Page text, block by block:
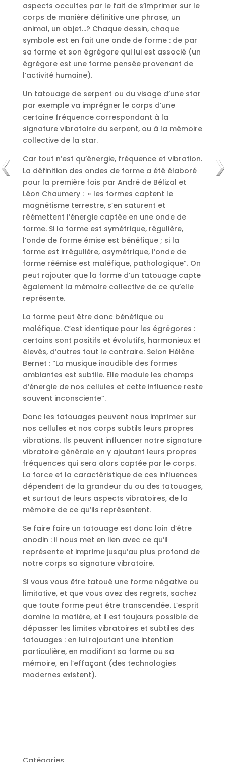
aspects occultes par le fait de s’imprimer sur le
corps de manière définitive une phrase, un
animal, un objet…? Chaque dessin, chaque
symbole est en fait une onde de forme : de par
sa forme et son égrégore qui lui est associé (un
égrégore est une forme pensée provenant de
l’activité humaine).
Un tatouage de serpent ou du visage d’une star
par exemple va imprégner le corps d’une
certaine fréquence correspondant à la
signature vibratoire du serpent, ou à la mémoire
collective de la star.
Car tout n’est qu’énergie, fréquence et vibration.
La définition des ondes de forme a été élaboré
pour la première fois par André de Bélizal et
Léon Chaumery : « les formes captent le
magnétisme terrestre, s’en saturent et
réémettent l’énergie captée en une onde de
forme. Si la forme est symétrique, régulière,
l’onde de forme émise est bénéfique ; si la
forme est irrégulière, asymétrique, l’onde de
forme réémise est maléfique, pathologique”. On
peut rajouter que la forme d’un tatouage capte
également la mémoire collective de ce qu’elle
représente.
La forme peut être donc bénéfique ou
maléfique. C’est identique pour les égrégores :
certains sont positifs et évolutifs, harmonieux et
élevés, d’autres tout le contraire. Selon Hélène
Bernet : “La musique inaudible des formes
ambiantes est subtile. Elle module les champs
d’énergie de nos cellules et cette influence reste
souvent inconsciente”.
Donc les tatouages peuvent nous imprimer sur
nos cellules et nos corps subtils leurs propres
vibrations. Ils peuvent influencer notre signature
vibratoire générale en y ajoutant leurs propres
fréquences qui sera alors captée par le corps.
La force et la caractéristique de ces influences
dépendent de la grandeur du ou des tatouages,
et surtout de leurs aspects vibratoires, de la
mémoire de ce qu’ils représentent.
Se faire faire un tatouage est donc loin d’être
anodin : il nous met en lien avec ce qu’il
représente et imprime jusqu’au plus profond de
notre corps sa signature vibratoire.
SI vous vous être tatoué une forme négative ou
limitative, et que vous avez des regrets, sachez
que toute forme peut être transcendée. L’esprit
domine la matière, et il est toujours possible de
dépasser les limites vibratoires et subtiles des
tatouages : en lui rajoutant une intention
particulière, en modifiant sa forme ou sa
mémoire, en l’effaçant (des technologies
modernes existent).